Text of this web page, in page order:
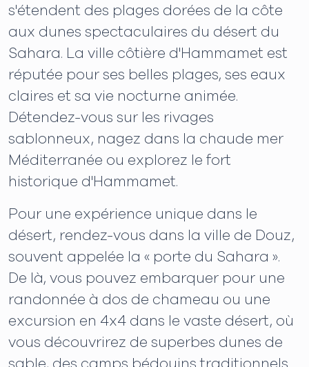
s'étendent des plages dorées de la côte
aux dunes spectaculaires du désert du
Sahara. La ville côtière d'Hammamet est
réputée pour ses belles plages, ses eaux
claires et sa vie nocturne animée.
Détendez-vous sur les rivages
sablonneux, nagez dans la chaude mer
Méditerranée ou explorez le fort
historique d'Hammamet.
Pour une expérience unique dans le
désert, rendez-vous dans la ville de Douz,
souvent appelée la « porte du Sahara ».
De là, vous pouvez embarquer pour une
randonnée à dos de chameau ou une
excursion en 4x4 dans le vaste désert, où
vous découvrirez de superbes dunes de
sable, des camps bédouins traditionnels